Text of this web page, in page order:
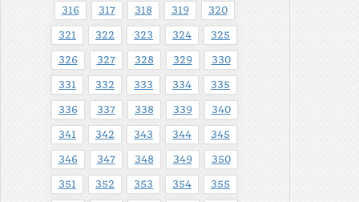
316 317 318 319 320
321 322 323 324 325
326 327 328 329 330
331 332 333 334 335
336 337 338 339 340
341 342 343 344 345
346 347 348 349 350
351 352 353 354 355